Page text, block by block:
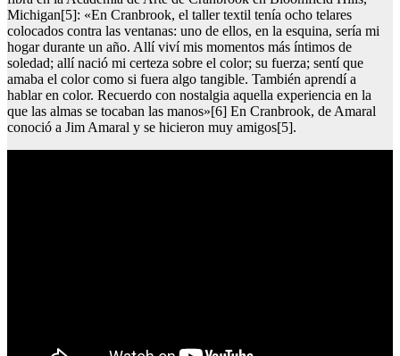
Michigan[5]: «En Cranbrook, el taller textil tenía ocho telares
colocados contra las ventanas: uno de ellos, en la esquina, sería mi
hogar durante un año. Allí viví mis momentos más íntimos de
soledad; allí nació mi certeza sobre el color; su fuerza; sentí que
amaba el color como si fuera algo tangible. También aprendí a
hablar en color. Recuerdo con nostalgia aquella experiencia en la
que las almas se tocaban las manos»[6] En Cranbrook, de Amaral
conoció a Jim Amaral y se hicieron muy amigos[5].